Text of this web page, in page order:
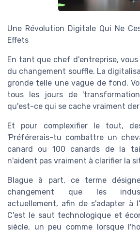
Une Révolution Digitale Qui Ne
Effets
En tant que chef d'entreprise,
du changement souffle. La
gronde telle une vague de fond.
tous les jours de
qu'est-ce qui se cache vraiment
Et pour complexifier le tout,
'Préférerais-tu combattre un
canard ou 100 canards de la
n'aident pas vraiment à clarifier la
Blague à part, ce terme
changement que les
actuellement, afin de s'adapter à
C'est le saut technologique et
siècle, un peu comme lorsque